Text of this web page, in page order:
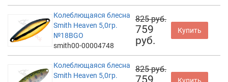
Колеблющаяся блесна
Smith Heaven 5,0гр.
№18BGO
smith00-00004748
825 руб.
759
руб.
Купить
Колеблющаяся блесна
Smith Heaven 5,0гр.
825 руб.
759